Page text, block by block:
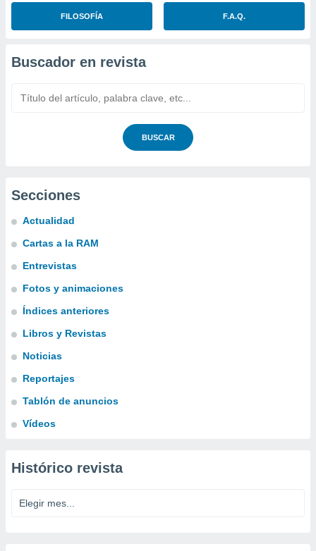
FILOSOFÍA F.A.Q.
Buscador en revista
BUSCAR
Secciones
Actualidad
Cartas a la RAM
Entrevistas
Fotos y animaciones
Índices anteriores
Libros y Revistas
Noticias
Reportajes
Tablón de anuncios
Vídeos
Histórico revista